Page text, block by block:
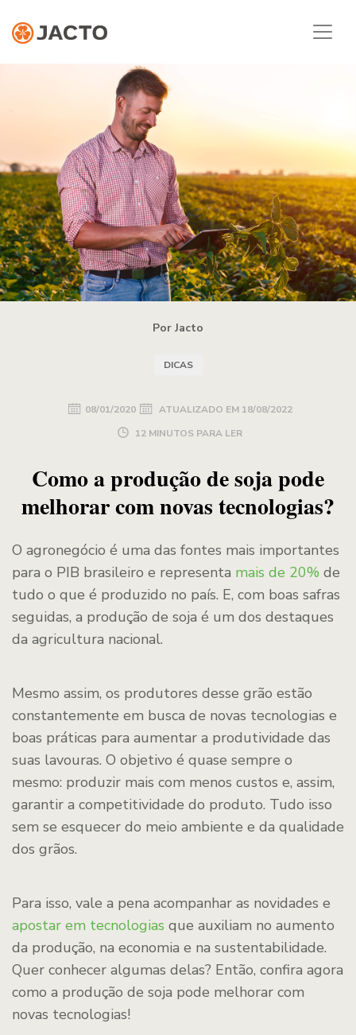
Por Jacto
DICAS
08/01/2020 ATUALIZADO EM 18/08/2022
12 MINUTOS PARA LER
Como a produção de soja pode
melhorar com novas tecnologias?
O agronegócio é uma das fontes mais importantes
para o PIB brasileiro e representa mais de 20% de
tudo o que é produzido no país. E, com boas safras
seguidas, a produção de soja é um dos destaques
da agricultura nacional.
Mesmo assim, os produtores desse grão estão
constantemente em busca de novas tecnologias e
boas práticas para aumentar a produtividade das
suas lavouras. O objetivo é quase sempre o
mesmo: produzir mais com menos custos e, assim,
garantir a competitividade do produto. Tudo isso
sem se esquecer do meio ambiente e da qualidade
dos grãos.
Para isso, vale a pena acompanhar as novidades e
apostar em tecnologias que auxiliam no aumento
da produção, na economia e na sustentabilidade.
Quer conhecer algumas delas? Então, confira agora
como a produção de soja pode melhorar com
novas tecnologias!